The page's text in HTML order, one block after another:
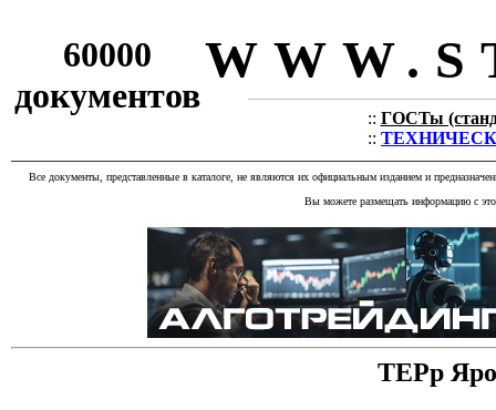
60000
документов
:: ГОСТы
::
Все документы, представленные в каталоге, не являются их официальным изданием и
Вы можете размещать информацию с
ТЕРр